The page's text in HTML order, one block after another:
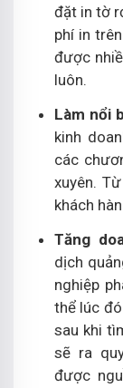
đặt in tờ
phí in
được
luôn.
Làm nổi
kinh
các
xuyên.
khách
Tăng
dịch
nghiệp
thể lúc
sau khi
sẽ ra
được